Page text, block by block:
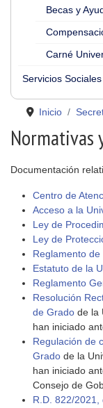
Becas y
Carné
Servicios Sociales
Inicio
Normativas
Documentación
Centro de
Acceso a la
Ley de
Ley de
Reglamento
Estatuto de la
Reglamento
Resolución
de Grado de la
han iniciado
Regulación de
Grado de la
han iniciado
Consejo de
R.D. 822/